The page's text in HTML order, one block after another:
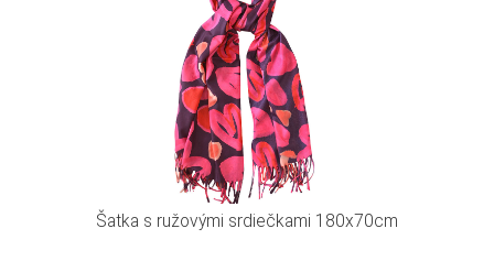
Šatka s ružovými srdiečkami 180x70cm